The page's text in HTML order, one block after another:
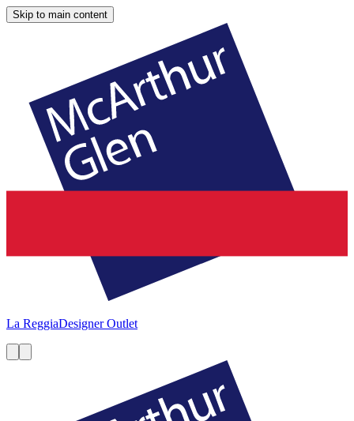
Skip to main content
La ReggiaDesigner Outlet